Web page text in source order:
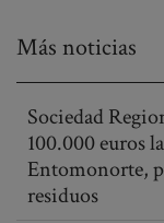
Más noticias
Sociedad
100.000 euros
Entomonorte,
residuos